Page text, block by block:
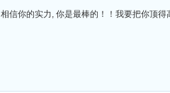
相信你的实力, 你是最棒的！！我要把你顶得